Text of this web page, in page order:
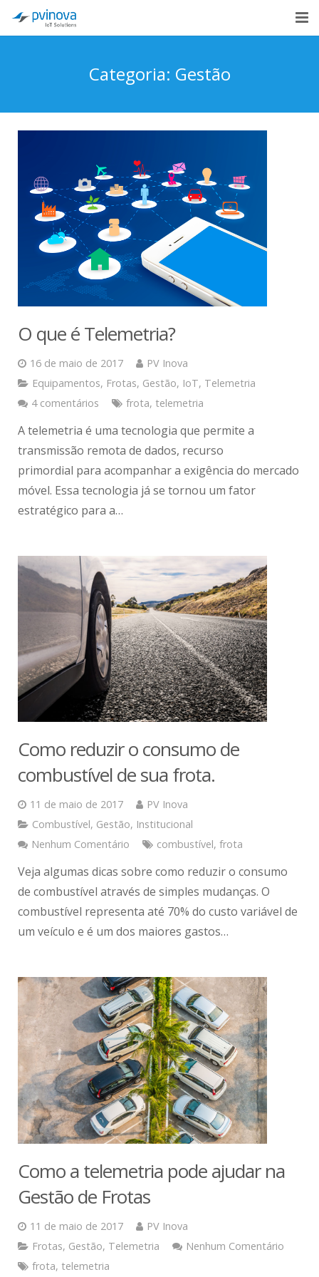
Soluções de IoT
Cases
Novidades
Contato
Categoria: Gestão
O que é Telemetria?
16 de maio de 2017
PV Inova
Equipamentos, Frotas, Gestão, IoT, Telemetria
4 comentários
frota, telemetria
A telemetria é uma tecnologia que permite a
transmissão remota de dados, recurso
primordial para acompanhar a exigência do mercado
móvel. Essa tecnologia já se tornou um fator
estratégico para a…
Como reduzir o consumo de
combustível de sua frota.
11 de maio de 2017
PV Inova
Combustível, Gestão, Institucional
Nenhum Comentário
combustível, frota
Veja algumas dicas sobre como reduzir o consumo
de combustível através de simples mudanças. O
combustível representa até 70% do custo variável de
um veículo e é um dos maiores gastos…
Como a telemetria pode ajudar na
Gestão de Frotas
11 de maio de 2017
PV Inova
Frotas, Gestão, Telemetria
Nenhum Comentário
frota, telemetria